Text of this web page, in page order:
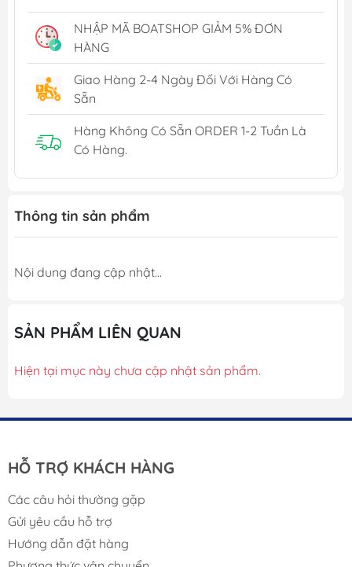
NHẬP MÃ BOATSHOP GIẢM 5% ĐƠN
HÀNG
Giao Hàng 2-4 Ngày Đối Với Hàng Có
Sẵn
Hàng Không Có Sẵn ORDER 1-2 Tuần Là
Có Hàng.
Thông tin sản phẩm
Nội dung đang cập nhật...
SẢN PHẨM LIÊN QUAN
Hiện tại mục này chưa cập nhật sản phẩm.
HỖ TRỢ KHÁCH HÀNG
Các câu hỏi thường gặp
Gửi yêu cầu hỗ trợ
Hướng dẫn đặt hàng